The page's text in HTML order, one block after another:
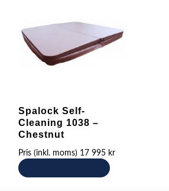
Spalock Self-
Cleaning 1038 –
Chestnut
Pris (inkl. moms) 17 995 kr